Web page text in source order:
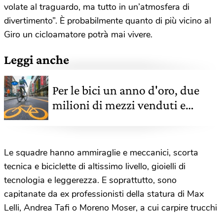
volate al traguardo, ma tutto in un’atmosfera di
divertimento”. È probabilmente quanto di più vicino al
Giro un cicloamatore potrà mai vivere.
Leggi anche
Per le bici un anno d'oro, due
milioni di mezzi venduti e
Le squadre hanno ammiraglie e meccanici, scorta
tecnica e biciclette di altissimo livello, gioielli di
tecnologia e leggerezza. E soprattutto, sono
capitanate da ex professionisti della statura di Max
Lelli, Andrea Tafi o Moreno Moser, a cui carpire trucchi